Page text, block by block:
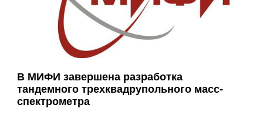
В МИФИ завершена разработка
тандемного трехквадрупольного масс-
спектрометра